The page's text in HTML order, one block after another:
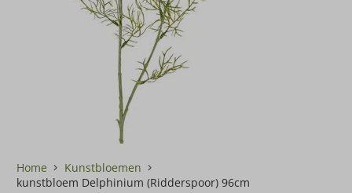
Home
Kunstbloemen
kunstbloem Delphinium (Ridderspoor) 96cm